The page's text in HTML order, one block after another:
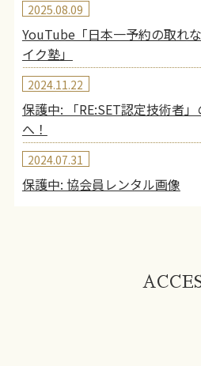
YouTube「日本一予約の取れ
イク塾」
2025.08.09
保護中: 「RE:SET認定技術者
へ！
2024.11.22
保護中: 協会員レンタル画像
2024.07.31